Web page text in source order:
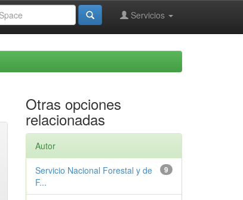
Servicios
Otras opciones
relacionadas
Autor
9
Servicio Nacional Forestal y de
F...